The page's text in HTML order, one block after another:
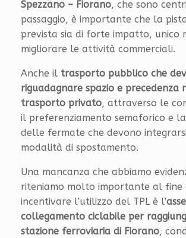
Spezzano – Fiorano, che sono
passaggio, è importante che la
prevista sia di forte impatto, unico
migliorare le attività commerciali.
Anche il trasporto pubblico che
riguadagnare spazio e precedenza
trasporto privato, attraverso le
il preferenziamento semaforico e
delle fermate che devono
modalità di spostamento.
Una mancanza che abbiamo
riteniamo molto importante al fine
incentivare l’utilizzo del TPL è l’
collegamento ciclabile per
stazione ferroviaria di Fiorano,